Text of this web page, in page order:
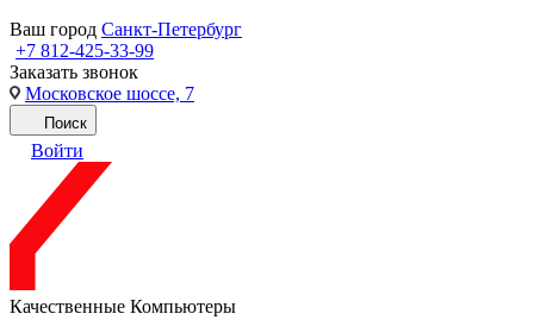
Ваш город Санкт-Петербург
+7 812-425-33-99
Заказать звонок
Московское шоссе, 7
Поиск
Войти
Качественные Компьютеры